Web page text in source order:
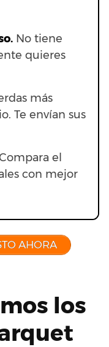
No tiene
quieres
más
Te envían sus
el
con mejor
AHORA
los